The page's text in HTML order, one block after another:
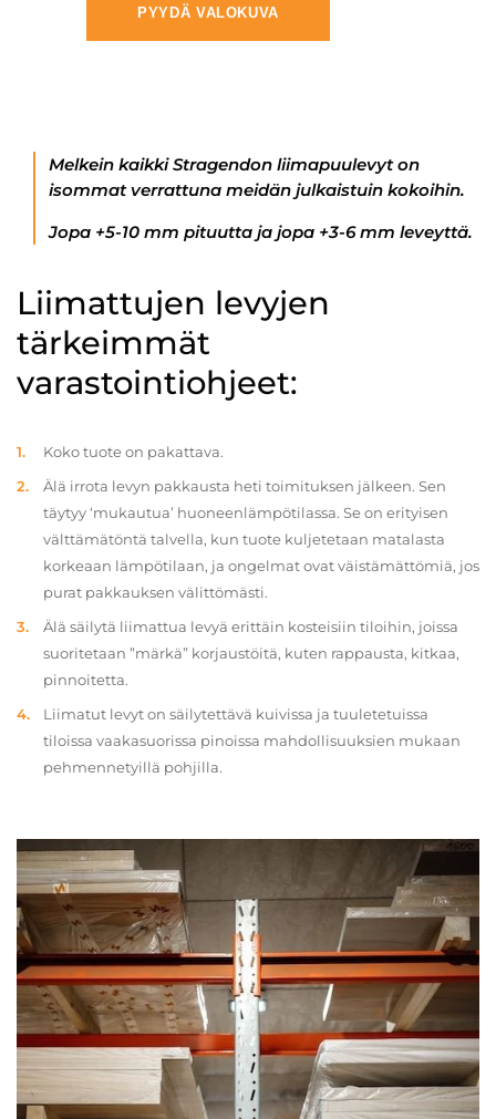
PYYDÄ VALOKUVA
Melkein kaikki Stragendon liimapuulevyt on
isommat verrattuna meidän julkaistuin kokoihin.
Jopa +5-10 mm pituutta ja jopa +3-6 mm leveyttä.
Liimattujen levyjen
tärkeimmät
varastointiohjeet:
Koko tuote on pakattava.
Älä irrota levyn pakkausta heti toimituksen jälkeen. Sen
täytyy ‘mukautua’ huoneenlämpötilassa. Se on erityisen
välttämätöntä talvella, kun tuote kuljetetaan matalasta
korkeaan lämpötilaan, ja ongelmat ovat väistämättömiä, jos
purat pakkauksen välittömästi.
Älä säilytä liimattua levyä erittäin kosteisiin tiloihin, joissa
suoritetaan ”märkä” korjaustöitä, kuten rappausta, kitkaa,
pinnoitetta.
Liimatut levyt on säilytettävä kuivissa ja tuuletetuissa
tiloissa vaakasuorissa pinoissa mahdollisuuksien mukaan
pehmennetyillä pohjilla.